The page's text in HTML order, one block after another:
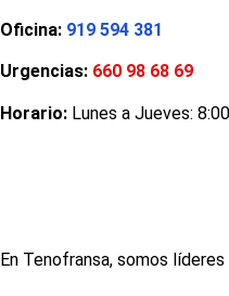
Oficina: 919 594 381
Urgencias: 660 98 68 69
Horario: Lunes a Jueves:
En Tenofransa, somos